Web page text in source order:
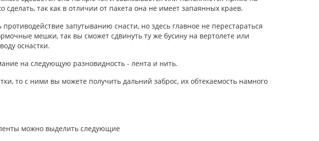
сделать, так как в отличии от пакета она не имеет запаянных краев.
запутыванию снасти, но здесь главное не перестараться
мешки, так вы сможет сдвинуть ту же бусину на вертолете или
оснастки.
на следующую разновидность - лента и нить.
то с ними вы можете получить дальний заброс, их обтекаемость намного
можно выделить следующие